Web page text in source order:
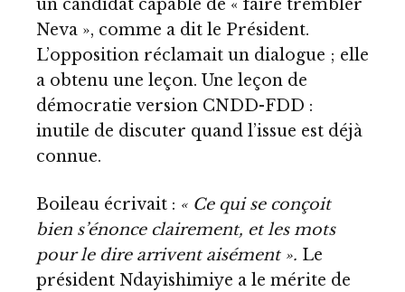
un candidat capable de « faire trembler
Neva », comme a dit le Président.
L’opposition réclamait un dialogue ; elle
a obtenu une leçon. Une leçon de
démocratie version CNDD-FDD :
inutile de discuter quand l’issue est déjà
connue.
Boileau écrivait : « Ce qui se conçoit
bien s’énonce clairement, et les mots
pour le dire arrivent aisément ». Le
président Ndayishimiye a le mérite de